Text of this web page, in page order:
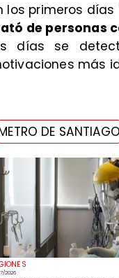
2026
los primeros días
de personas
días se
más
DE SANTIAGO